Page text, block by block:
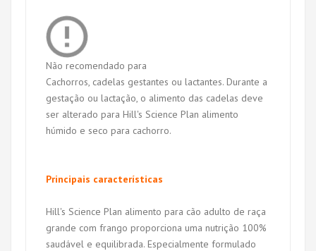
Não recomendado para
Cachorros, cadelas gestantes ou lactantes. Durante a
gestação ou lactação, o alimento das cadelas deve
ser alterado para Hill's Science Plan alimento
húmido e seco para cachorro.
Principais características
Hill's Science Plan alimento para cão adulto de raça
grande com frango proporciona uma nutrição 100%
saudável e equilibrada. Especialmente formulado